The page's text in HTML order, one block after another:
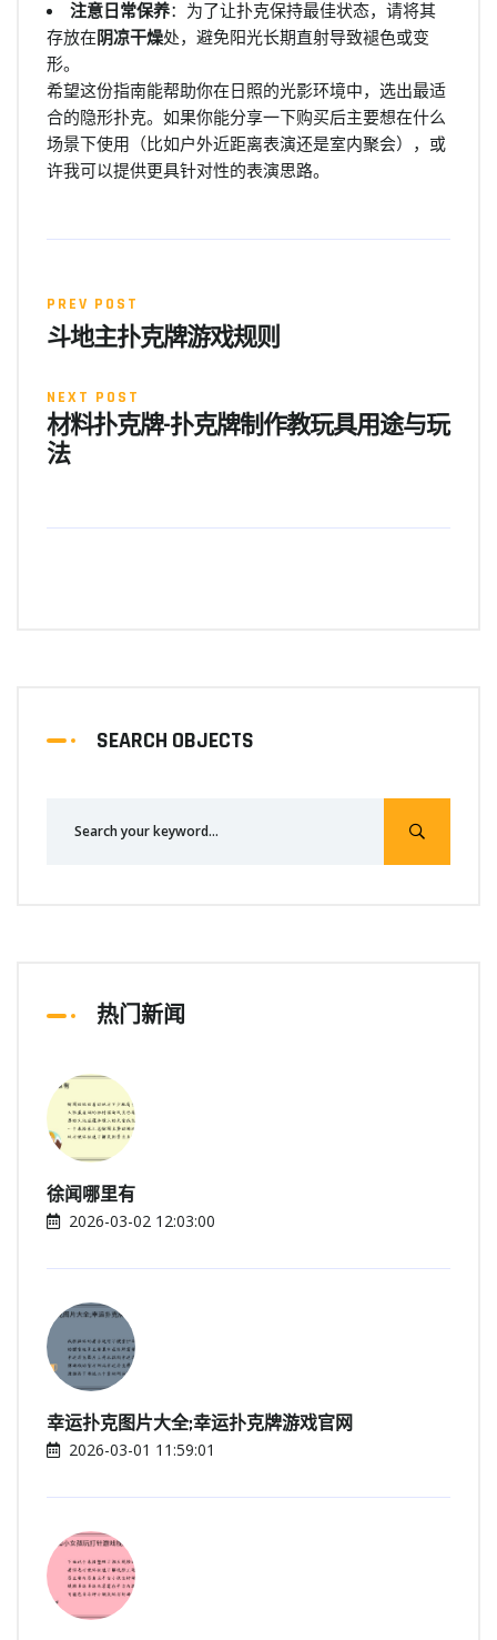
注意日常保养：为了让扑克保持最佳状态，请将其
存放在阴凉干燥处，避免阳光长期直射导致褪色或变
形。
希望这份指南能帮助你在日照的光影环境中，选出最适
合的隐形扑克。如果你能分享一下购买后主要想在什么
场景下使用（比如户外近距离表演还是室内聚会），或
许我可以提供更具针对性的表演思路。
PREV POST
斗地主扑克牌游戏规则
NEXT POST
材料扑克牌-扑克牌制作教玩具用途与玩
法
SEARCH OBJECTS
热门新闻
徐闻哪里有
2026-03-02 12:03:00
幸运扑克图片大全;幸运扑克牌游戏官网
2026-03-01 11:59:01